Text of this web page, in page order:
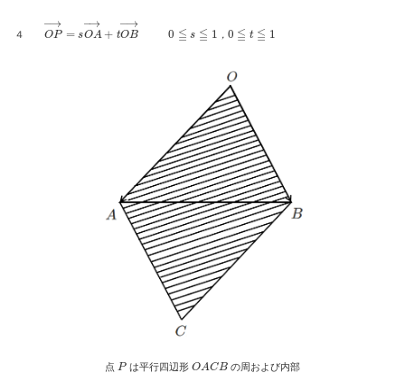
４ OP→ sOA +tOB 0 s ，0 t≦ 1
点 P は平行四辺形 O A CB の周および内部